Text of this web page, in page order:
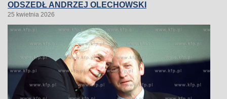
ODSZEDŁ ANDRZEJ OLECHOWSKI
25 kwietnia 2026